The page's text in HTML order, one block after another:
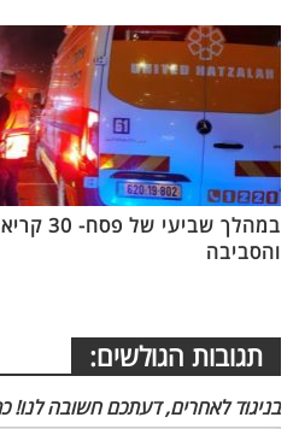
במהלך
והסביבה
תגובות הגולשים:
בניגוד לאחרים, דעתכם חשובה לנו!